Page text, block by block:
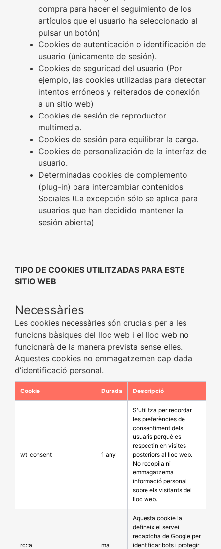
compra para hacer el seguimiento de los
artículos que el usuario ha seleccionado al
pulsar un botón)
Cookies de autenticación o identificación de
usuario (únicamente de sesión).
Cookies de seguridad del usuario (Por
ejemplo, las cookies utilizadas para detectar
intentos erróneos y reiterados de conexión
a un sitio web)
Cookies de sesión de reproductor
multimedia.
Cookies de sesión para equilibrar la carga.
Cookies de personalización de la interfaz de
usuario.
Determinadas cookies de complemento
(plug-in) para intercambiar contenidos
Sociales (La excepción sólo se aplica para
usuarios que han decidido mantener la
sesión abierta)
TIPO DE COOKIES UTILITZADAS PARA ESTE
SITIO WEB
Necessàries
Les cookies necessàries són crucials per a les
funcions bàsiques del lloc web i el lloc web no
funcionarà de la manera prevista sense elles.
Aquestes cookies no emmagatzemen cap dada
d’identificació personal.
Cookie Durada Descripció
wt_consent 1 any
S'utilitza per recordar
les preferències de
consentiment dels
usuaris perquè es
respectin en visites
posteriors al lloc web.
No recopila ni
emmagatzema
informació personal
sobre els visitants del
lloc web.
rc::a mai
Aquesta cookie la
defineix el servei
recaptcha de Google per
identificar bots i protegir